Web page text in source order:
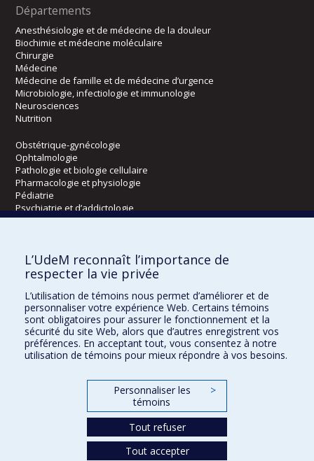
Départements
Anesthésiologie et de médecine de la douleur
Biochimie et médecine moléculaire
Chirurgie
Médecine
Médecine de famille et de médecine d’urgence
Microbiologie, infectiologie et immunologie
Neurosciences
Nutrition
Obstétrique-gynécologie
Ophtalmologie
Pathologie et biologie cellulaire
Pharmacologie et physiologie
Pédiatrie
Psychiatrie et d’addictologie
Radiologie, radio-oncologie et médecine nucléaire
Écoles
Orthophonie et audiologie
Réadaptation
Directions
L’UdeM reconnaît l’importance de
respecter la vie privée
L’utilisation de témoins nous permet d’améliorer et de
personnaliser votre expérience Web. Certains témoins
sont obligatoires pour assurer le fonctionnement et la
sécurité du site Web, alors que d’autres enregistrent vos
préférences. En acceptant tout, vous consentez à notre
utilisation de témoins pour mieux répondre à vos besoins.
Personnaliser les
témoins
>
Tout refuser
Tout accepter